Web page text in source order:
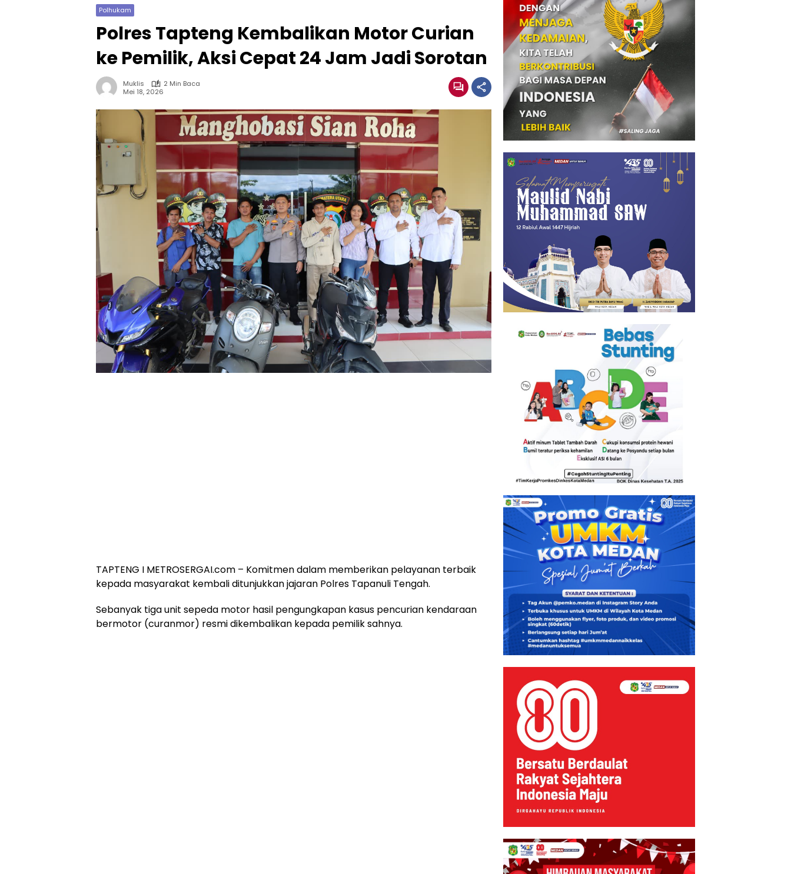
Polhukam
Polres Tapteng Kembalikan Motor Curian
ke Pemilik, Aksi Cepat 24 Jam Jadi Sorotan
Muklis
2 Min Baca
Mei 18, 2026
TAPTENG I METROSERGAI.com – Komitmen dalam memberikan pelayanan terbaik
kepada masyarakat kembali ditunjukkan jajaran Polres Tapanuli Tengah.
Sebanyak tiga unit sepeda motor hasil pengungkapan kasus pencurian kendaraan
bermotor (curanmor) resmi dikembalikan kepada pemilik sahnya.